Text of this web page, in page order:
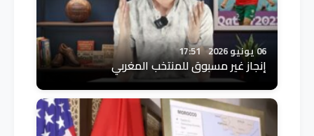
06 يونيو 2026 17:51
إنجاز غير مسبوق للمنتخب المغربي